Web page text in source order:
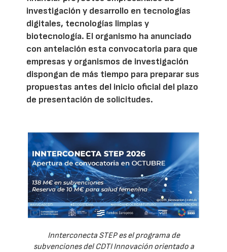
investigación y desarrollo en tecnologías
digitales, tecnologías limpias y
biotecnología. El organismo ha anunciado
con antelación esta convocatoria para que
empresas y organismos de investigación
dispongan de más tiempo para preparar sus
propuestas antes del inicio oficial del plazo
de presentación de solicitudes.
Innterconecta STEP es el programa de
subvenciones del CDTI Innovación orientado a